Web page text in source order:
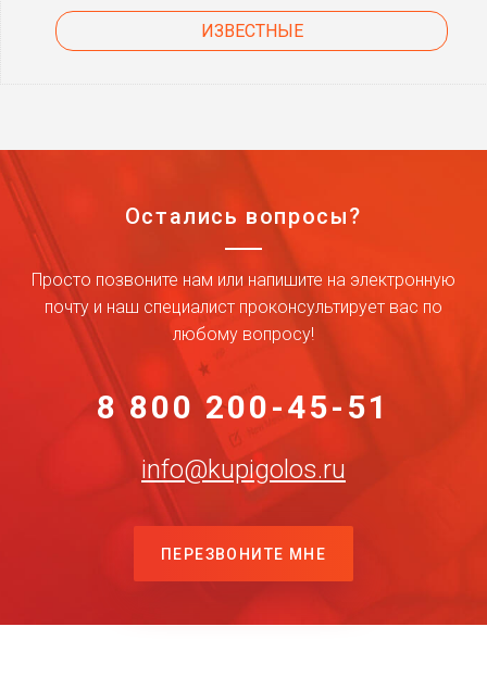
ИЗВЕСТНЫЕ
Остались вопросы?
Просто позвоните нам или напишите на электронную
почту и наш специалист проконсультирует вас по
любому вопросу!
8 800 200-45-51
info@kupigolos.ru
ПЕРЕЗВОНИТЕ МНЕ